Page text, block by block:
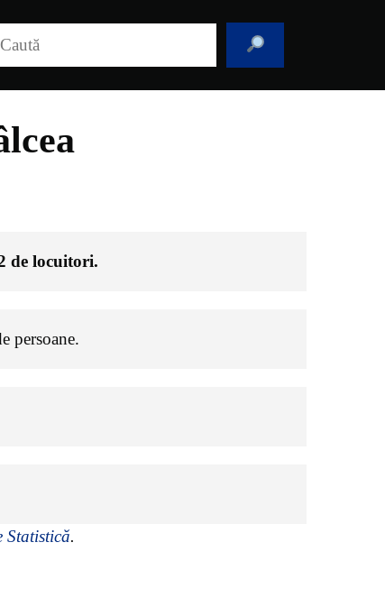
de locuitori.
persoane.
Statistică.